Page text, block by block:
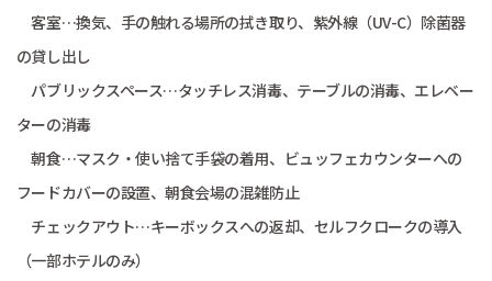
客室…換気、手の触れる場所の拭き取り、紫外線（UV-C）除菌器
の貸し出し
パブリックスペース…タッチレス消毒、テーブルの消毒、エレベー
ターの消毒
朝食…マスク・使い捨て手袋の着用、ビュッフェカウンターへの
フードカバーの設置、朝食会場の混雑防止
チェックアウト…キーボックスへの返却、セルフクロークの導入
（一部ホテルのみ）